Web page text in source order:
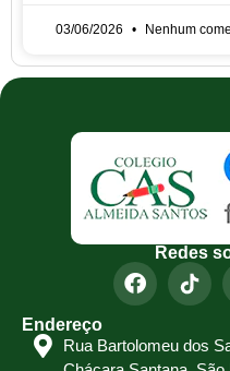
03/06/2026 Nenhum
Redes
Endereço
Rua Bartolomeu dos